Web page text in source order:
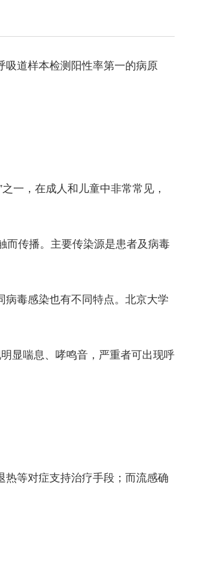
道样本检测阳性率第一的病原
一，在成人和儿童中非常常见，
传播。主要传染源是患者及病毒
毒感染也有不同特点。北京大学
显喘息、哮鸣音，严重者可出现呼
等对症支持治疗手段；而流感确